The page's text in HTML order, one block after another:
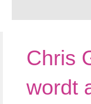
Chris
wordt